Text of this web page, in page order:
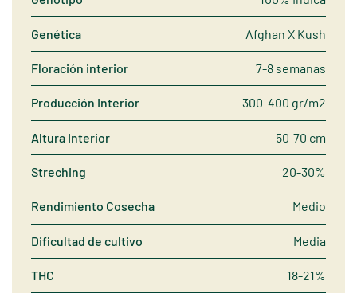
Genética Afghan X Kush
Floración interior 7-8 semanas
Producción Interior 300-400 gr/m2
Altura Interior 50-70 cm
Streching 20-30%
Rendimiento Cosecha Medio
Dificultad de cultivo Media
THC 18-21%